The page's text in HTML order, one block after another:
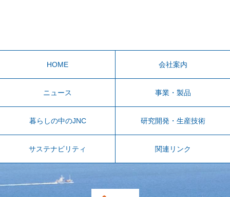
HOME 会社案内
ニュース 事業・製品
暮らしの中のJNC 研究開発・生産技術
サステナビリティ 関連リンク